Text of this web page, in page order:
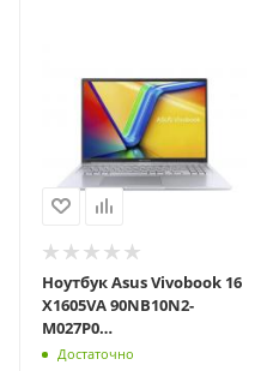
Ноутбук Asus Vivobook 16
X1605VA 90NB10N2-
M027P0
16"WQXGA(2560x1600)
Достаточно